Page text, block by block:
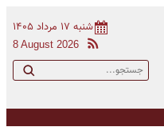
شنبه ۱۷ مرداد ۱۴۰۵
8 August 2026